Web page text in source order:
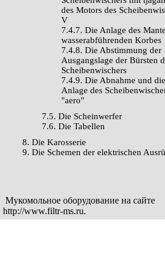
des Motors des
V
7.4.7. Die Anlage des
wasserabführenden Korbes
7.4.8. Die Abstimmung der
Ausgangslage der Bürsten
Scheibenwischers
7.4.9. Die Abnahme und die
Anlage des
"aero"
7.5. Die Scheinwerfer
7.6. Die Tabellen
8. Die Karosserie
9. Die Schemen der elektrischen
Мукомольное оборудование на сайте
http://www.filtr-ms.ru.